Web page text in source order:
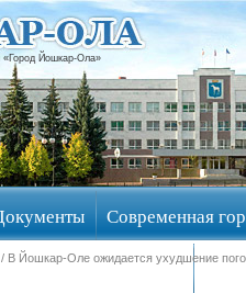
Йошкар-Ола»
Современная
обсуждения
/ В Йошкар-Оле ожидается ухудшение